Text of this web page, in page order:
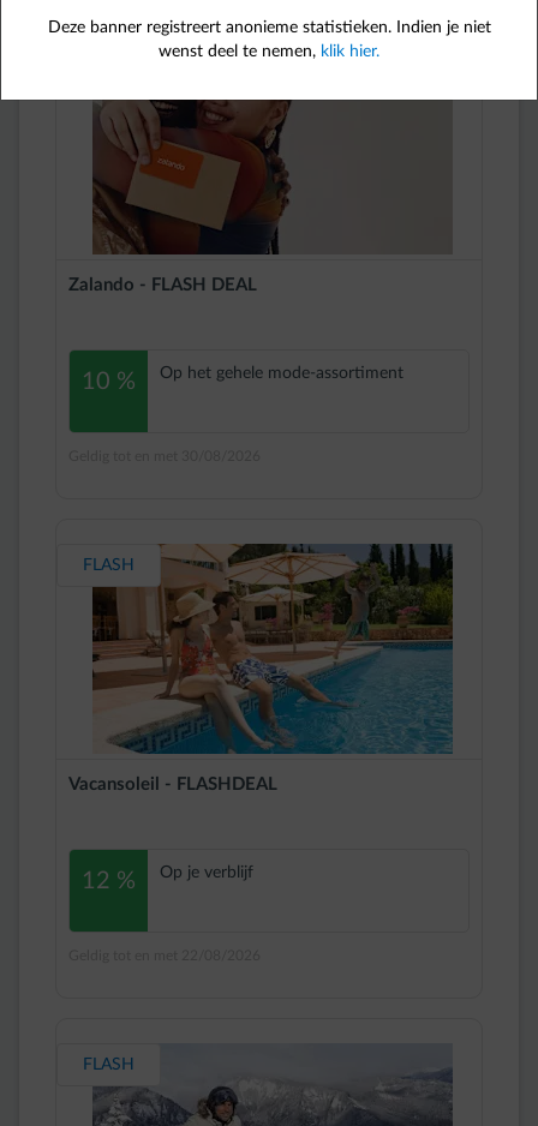
Zalando - FLASH DEAL
10 % Op het gehele mode-assortiment
FLASH
Vacansoleil - FLASHDEAL
12 % Op je verblijf
FLASH
Deze banner registreert anonieme statistieken. Indien je niet
wenst deel te nemen, klik hier.